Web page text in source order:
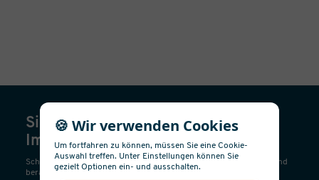
Sie interessieren sich für diese
Immobilie?
Schreiben Sie uns! Wir nehmen umgehend Kontakt mit Ihnen auf und
beraten Sie gerne!
🍪 Wir verwenden Cookies
Um fortfahren zu können, müssen Sie eine Cookie-
Auswahl treffen. Unter Einstellungen können Sie
gezielt Optionen ein- und ausschalten.